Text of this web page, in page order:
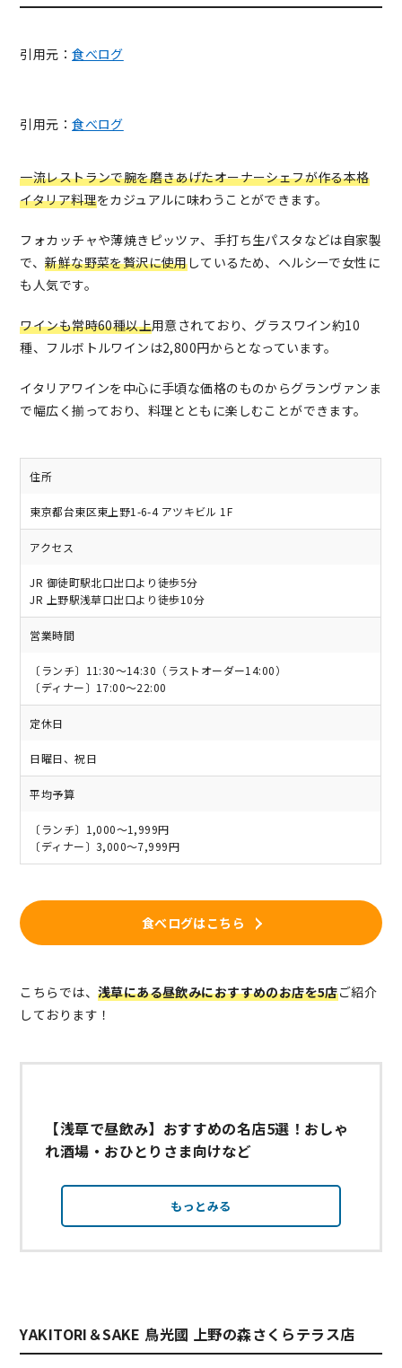
引用元：食べログ
引用元：食べログ
一流レストランで腕を磨きあげたオーナーシェフが作る本格
イタリア料理をカジュアルに味わうことができます。
フォカッチャや薄焼きピッツァ、手打ち生パスタなどは自家製
で、新鮮な野菜を贅沢に使用しているため、ヘルシーで女性に
も人気です。
ワインも常時60種以上用意されており、グラスワイン約10
種、フルボトルワインは2,800円からとなっています。
イタリアワインを中心に手頃な価格のものからグランヴァンま
で幅広く揃っており、料理とともに楽しむことができます。
住所
東京都台東区東上野1-6-4 アツキビル 1F
アクセス
JR 御徒町駅北口出口より徒歩5分
JR 上野駅浅草口出口より徒歩10分
営業時間
〔ランチ〕11:30～14:30（ラストオーダー14:00）
〔ディナー〕17:00～22:00
定休日
日曜日、祝日
平均予算
〔ランチ〕1,000～1,999円
〔ディナー〕3,000～7,999円
食べログはこちら
こちらでは、 浅草にある昼飲みにおすすめのお店を5店ご紹介
しております！
【浅草で昼飲み】おすすめの名店5選！おしゃ
れ酒場・おひとりさま向けなど
もっとみる
YAKITORI＆SAKE 鳥光國 上野の森さくらテラス店